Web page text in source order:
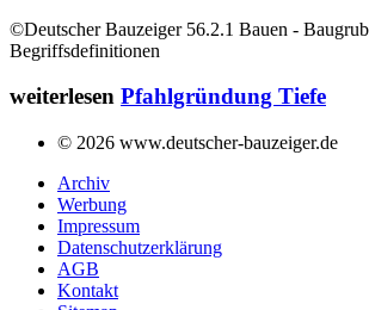
©Deutscher Bauzeiger 56.2.1 Bauen -
Begriffsdefinitionen
weiterlesen Pfahlgründung Tiefe
© 2026 www.deutscher-bauzeiger.de
Archiv
Werbung
Impressum
Datenschutzerklärung
AGB
Kontakt